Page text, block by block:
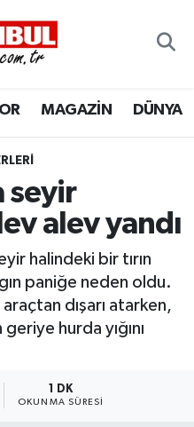
MAGAZİN DÜNYA
seyir
alev yandı
halindeki bir tırın
paniğe neden oldu.
dışarı atarken,
hurda yığını
1 DK
OKUNMA SÜRESI
ve Fikstür